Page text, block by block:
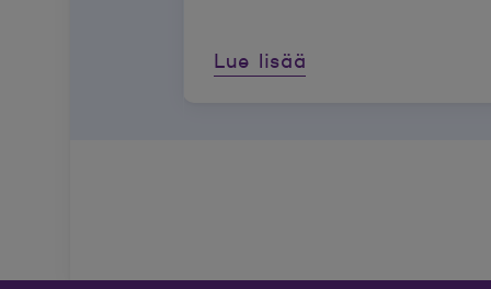
Lue lisää